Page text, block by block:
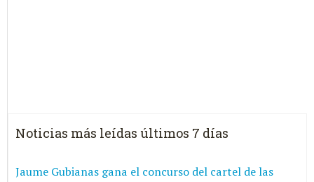
Noticias más leídas últimos 7 días
Jaume Gubianas gana el concurso del cartel de las